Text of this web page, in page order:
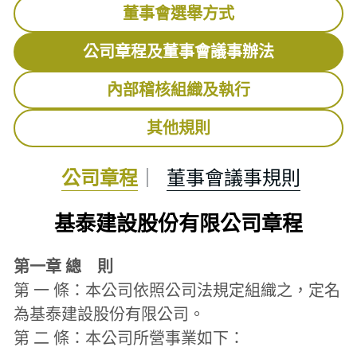
發言人及股東聯絡人
ESG永續報告書
董事會選舉方式
公司章程及董事會議事辦法
內部稽核組織及執行
其他規則
公司章程｜ 董事會議事規則
基泰建設股份有限公司章程
第一章 總　則
第 一 條：本公司依照公司法規定組織之，定名
為基泰建設股份有限公司。
第 二 條：本公司所營事業如下：